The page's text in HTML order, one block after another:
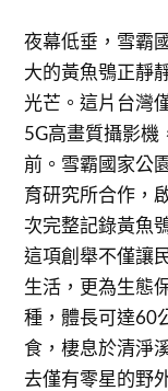
夜幕低垂，雪霸
大的黃魚鴞正靜
光芒。這片台灣
5G高畫質攝影機
前。雪霸國家公
育研究所合作，
次完整記錄黃魚
這項創舉不僅讓
生活，更為生態
種，體長可達60
食，棲息於清淨
去僅有零星的野